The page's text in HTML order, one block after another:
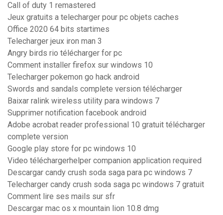
Call of duty 1 remastered
Jeux gratuits a telecharger pour pc objets caches
Office 2020 64 bits startimes
Telecharger jeux iron man 3
Angry birds rio télécharger for pc
Comment installer firefox sur windows 10
Telecharger pokemon go hack android
Swords and sandals complete version télécharger
Baixar ralink wireless utility para windows 7
Supprimer notification facebook android
Adobe acrobat reader professional 10 gratuit télécharger
complete version
Google play store for pc windows 10
Video téléchargerhelper companion application required
Descargar candy crush soda saga para pc windows 7
Telecharger candy crush soda saga pc windows 7 gratuit
Comment lire ses mails sur sfr
Descargar mac os x mountain lion 10.8 dmg